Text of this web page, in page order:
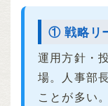
① 戦略リ
運用方針・
場。人事部
ことが多い